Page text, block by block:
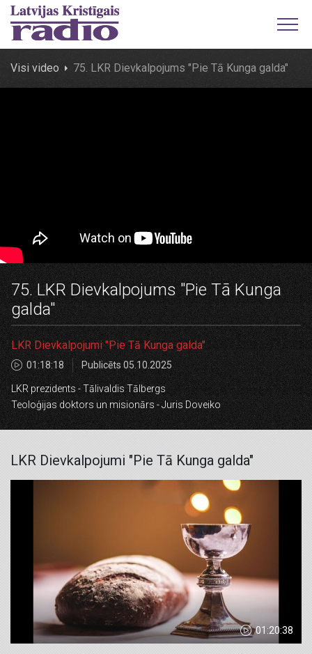
Visi video 75. LKR Dievkalpojums "Pie Tā Kunga galda"
75. LKR Dievkalpojums "Pie Tā Kunga
galda"
LKR Dievkalpojumi "Pie Tā Kunga galda"
01:18:18 Publicēts 05.10.2025
LKR prezidents - Tālivaldis Tālbergs
Teoloģijas doktors un misionārs - Juris Doveiko
LKR Dievkalpojumi "Pie Tā Kunga galda"
01:20:38